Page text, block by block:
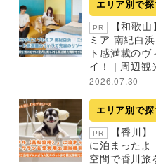
エリア別で探
PR
【和歌
ミア 南紀白
ト感満載の
イ！ | 周辺観
2026.07.30
エリア別で探
PR
【香川】
に泊まったよ
空間で香川旅